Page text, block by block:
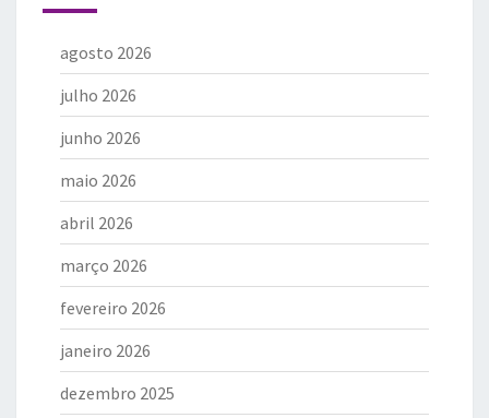
agosto 2026
julho 2026
junho 2026
maio 2026
abril 2026
março 2026
fevereiro 2026
janeiro 2026
dezembro 2025